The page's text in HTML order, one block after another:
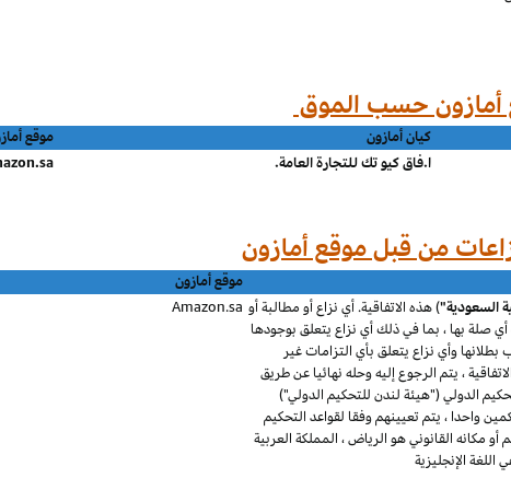
كيان أمازون
موقع
ا.فاق كيو تك للتجارة العامة.
موقع أمازون
السعودية") هذه الاتفاقية. أي نزاع أو مطالبة أو
أي صلة بها ، بما في ذلك أي نزاع يتعلق بوجودها
بطلانها وأي نزاع يتعلق بأي التزامات غير
، يتم الرجوع إليه وحله نهائيا عن طريق
الدولي ("هيئة لندن للتحكيم الدولي")
واحدا ، يتم تعيينهم وفقا لقواعد التحكيم
مكانه القانوني هو الرياض ، المملكة العربية
الإنجليزية
Amazon.sa